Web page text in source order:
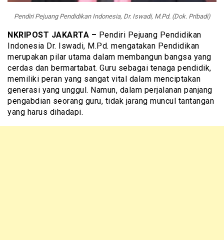
Pendiri Pejuang Pendidikan Indonesia, Dr. Iswadi, M.Pd. (Dok. Pribadi)
NKRIPOST JAKARTA – Pendiri Pejuang Pendidikan
Indonesia Dr. Iswadi, M.Pd. mengatakan Pendidikan
merupakan pilar utama dalam membangun bangsa yang
cerdas dan bermartabat. Guru sebagai tenaga pendidik,
memiliki peran yang sangat vital dalam menciptakan
generasi yang unggul. Namun, dalam perjalanan panjang
pengabdian seorang guru, tidak jarang muncul tantangan
yang harus dihadapi.